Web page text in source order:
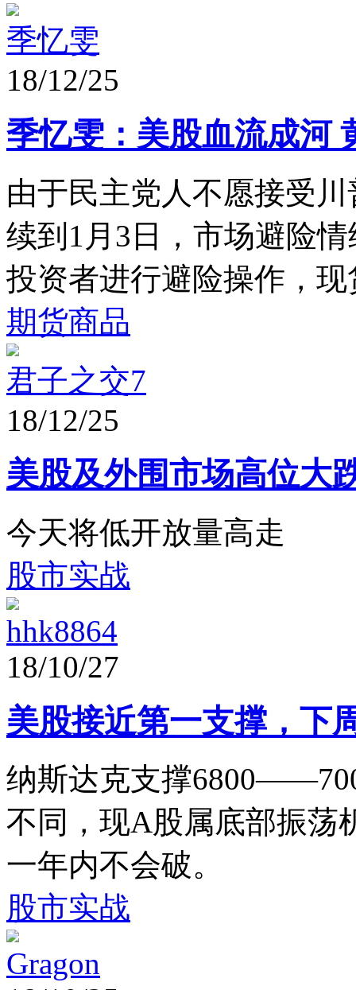
季忆雯
18/12/25
季忆雯：美股血流成河
由于民主党人不愿接受
续到1月3日，市场避险
投资者进行避险操作，
期货商品
君子之交7
18/12/25
美股及外围市场高位大
今天将低开放量高走
股市实战
hhk8864
18/10/27
美股接近第一支撑，下
纳斯达克支撑
不同，现A股属底部振荡
一年内不会破。
股市实战
Gragon